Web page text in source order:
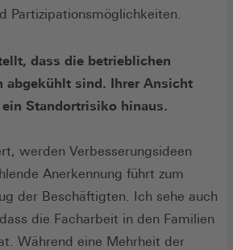
Partizipationsmöglichkeiten.
dass die betrieblichen
abgekühlt sind. Ihrer Ansicht
Standortrisiko hinaus.
werden Verbesserungsideen
Anerkennung führt zum
der Beschäftigten. Ich sehe auch
die Facharbeit in den Familien
Während eine Mehrheit der